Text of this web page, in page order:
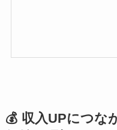
💰 収入UPにつな